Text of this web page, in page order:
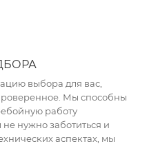
выбора для вас,
Мы способны
работу
нужно заботиться и
аспектах, мы